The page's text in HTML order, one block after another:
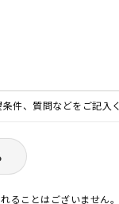
件、質問などをご記入
ることはございません。